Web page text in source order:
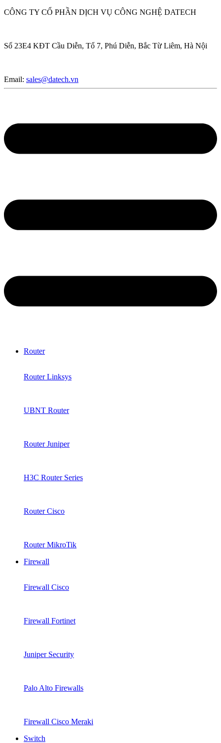
CÔNG TY CỔ PHẦN DỊCH VỤ CÔNG NGHỆ DATECH
Số 23E4 KĐT Cầu Diễn, Tổ 7, Phú Diễn, Bắc Từ Liêm, Hà Nội
Email: sales@datech.vn
Router
Router Linksys
UBNT Router
Router Juniper
H3C Router Series
Router Cisco
Router MikroTik
Firewall
Firewall Cisco
Firewall Fortinet
Juniper Security
Palo Alto Firewalls
Firewall Cisco Meraki
Switch